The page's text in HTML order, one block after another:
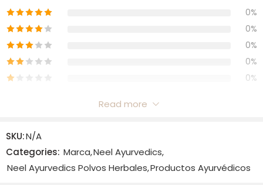
0%
0%
0%
0%
0%
There are no reviews yet.
Read more
SKU:N/A
Categories: Marca,Neel Ayurvedics,
Neel Ayurvedics Polvos Herbales,Productos Ayurvédicos